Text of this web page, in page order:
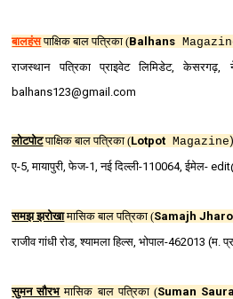
बालहंसपाक्षिक बाल पत्रिका(Balhans
राजस्‍थान पत्रिका प्राइवेट लिमिडेट,
balhans123@gmail.com
लोटपोटपाक्षिक बाल पत्रिका(Lotpot Magazine)
ए-5, मायापुरी, फेज-1, नई दिल्‍ली-110064, ईमेल-
समझ झरोखामासिक बाल पत्रिका(Samajh
राजीव गांधी रोड, श्यामला हिल्स, भोपाल-462013 (म.
सुमन सौरभमासिक बाल पत्रिका (Suman